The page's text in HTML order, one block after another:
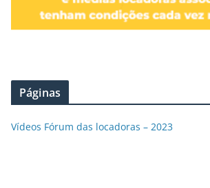
Páginas
Vídeos Fórum das locadoras – 2023